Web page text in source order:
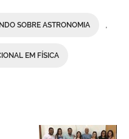
SOBRE ASTRONOMIA ,
EM FÍSICA